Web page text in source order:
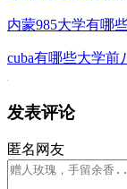
内蒙985大学有哪
cuba有哪些大学前
发表评论
匿名网友